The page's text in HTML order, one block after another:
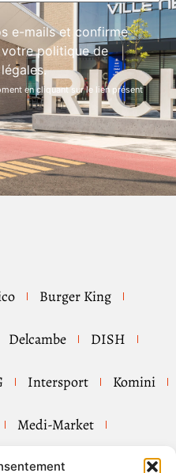
e-mails et confirme
politique de
en cliquant sur le lien présent
Burger King
Delcambe DISH
Intersport Komini
Medi-Market
Hut Shell